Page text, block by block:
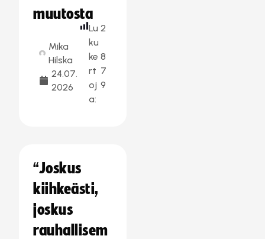
muutosta
Mika
Hilska
24.07.
2026
Lu
ku
ke
rt
oj
a:
2
8
7
9
“Joskus
kiihkeästi,
joskus
rauhallisem